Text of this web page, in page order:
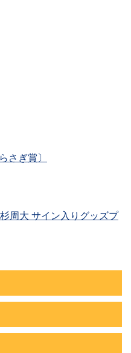
さぎ賞〕
杉周大 サイン入りグッズプ